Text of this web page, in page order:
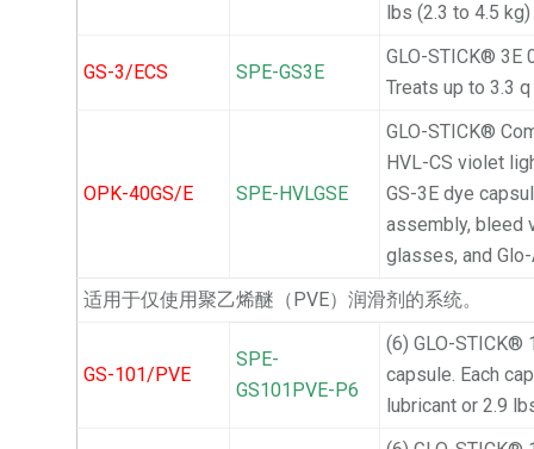
lbs (2.3 to 4.5
GS-3/ECS SPE-GS3E
GLO-STICK® 3E
Treats up to 3.3 q
OPK-40GS/E SPE-HVLGSE
GLO-STICK®
HVL-CS violet
GS-3E dye
assembly, bleed
glasses, and
适用于仅使用聚乙烯醚（PVE）润滑剂的系统。
GS-101/PVE
SPE-
GS101PVE-P6
(6) GLO-STICK®
capsule. Each
lubricant or 2.9